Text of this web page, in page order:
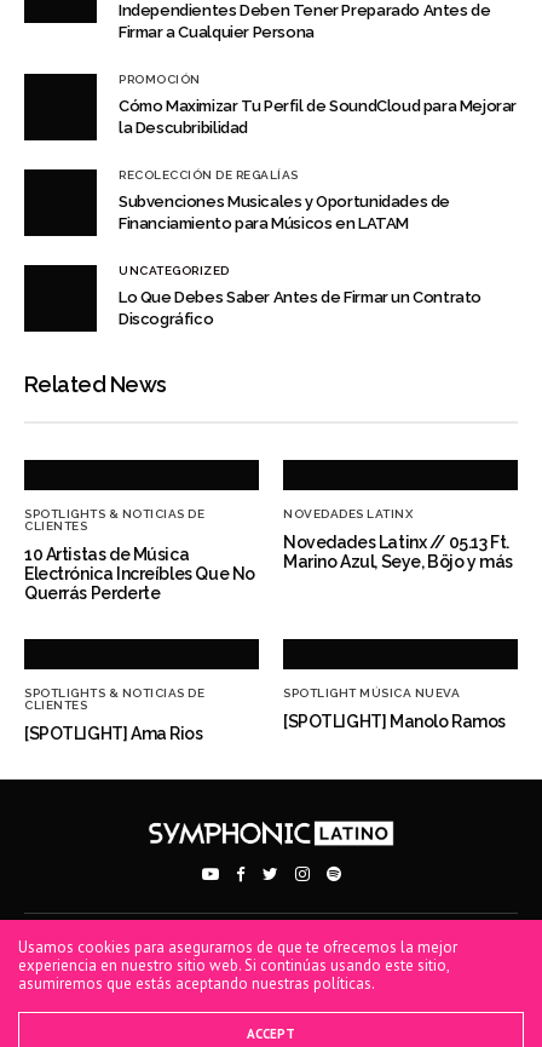
Independientes Deben Tener Preparado Antes de
Firmar a Cualquier Persona
PROMOCIÓN
Cómo Maximizar Tu Perfil de SoundCloud para Mejorar
la Descubribilidad
RECOLECCIÓN DE REGALÍAS
Subvenciones Musicales y Oportunidades de
Financiamiento para Músicos en LATAM
UNCATEGORIZED
Lo Que Debes Saber Antes de Firmar un Contrato
Discográfico
Related News
SPOTLIGHTS & NOTICIAS DE
CLIENTES
10 Artistas de Música
Electrónica Increíbles Que No
Querrás Perderte
NOVEDADES LATINX
Novedades Latinx // 05.13 Ft.
Marino Azul, Seye, Böjo y más
SPOTLIGHTS & NOTICIAS DE
CLIENTES
[SPOTLIGHT] Ama Rios
SPOTLIGHT MÚSICA NUEVA
[SPOTLIGHT] Manolo Ramos
PRIVACY POLICY TERMS OF USE COOKIE POLICY
® 2026 Symphonic. All rights reserved. Symphonic Distribution, SD, Spread Your
Music, Symphonic, and Bodega Sync are all trademarks or registered trademarks of
Symphonic Distribution.
Usamos cookies para asegurarnos de que te ofrecemos la mejor
experiencia en nuestro sitio web. Si continúas usando este sitio,
asumiremos que estás aceptando nuestras políticas.
ACCEPT